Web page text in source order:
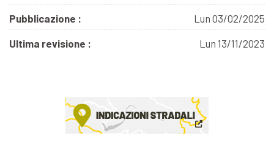
Pubblicazione : Lun 03/02/2025
Ultima revisione : Lun 13/11/2023